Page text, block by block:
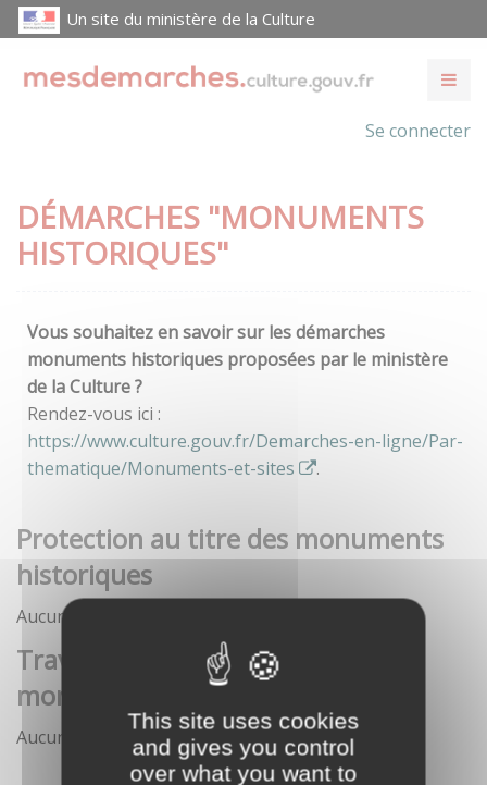
This site uses cookies
and gives you control
over what you want to
Un site du ministère de la Culture
Se connecter
DÉMARCHES "MONUMENTS
HISTORIQUES"
Vous souhaitez en savoir sur les démarches
monuments historiques proposées par le ministère
de la Culture ?
Rendez-vous ici :
https://www.culture.gouv.fr/Demarches-en-ligne/Par-
thematique/Monuments-et-sites
.
Protection au titre des monuments
historiques
Aucune démarche pour le moment
Travaux et interventions sur
monument historique
Aucune démarche pour le moment